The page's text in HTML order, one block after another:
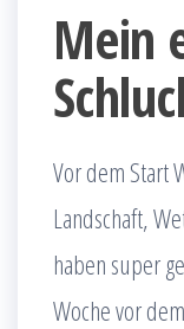
Mein
Vor dem Start
Landschaft,
haben super
Woche vor